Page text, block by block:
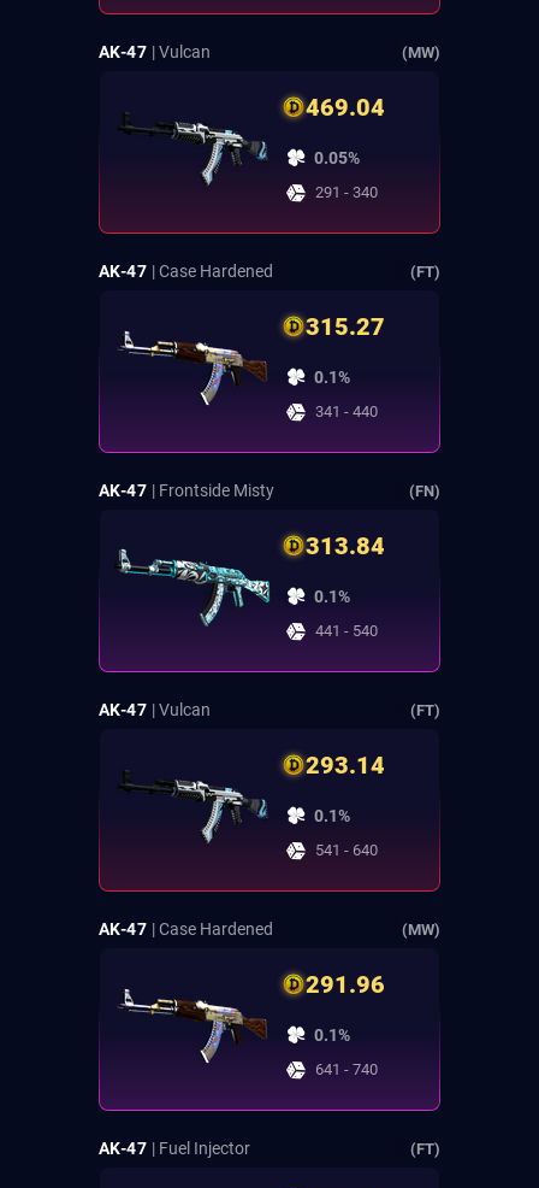
AK-47 | Vulcan (MW)
469.04
0.05%
291 - 340
AK-47 | Case Hardened (FT)
315.27
0.1%
341 - 440
AK-47 | Frontside Misty (FN)
313.84
0.1%
441 - 540
AK-47 | Vulcan (FT)
293.14
0.1%
541 - 640
AK-47 | Case Hardened (MW)
291.96
0.1%
641 - 740
AK-47 | Fuel Injector (FT)